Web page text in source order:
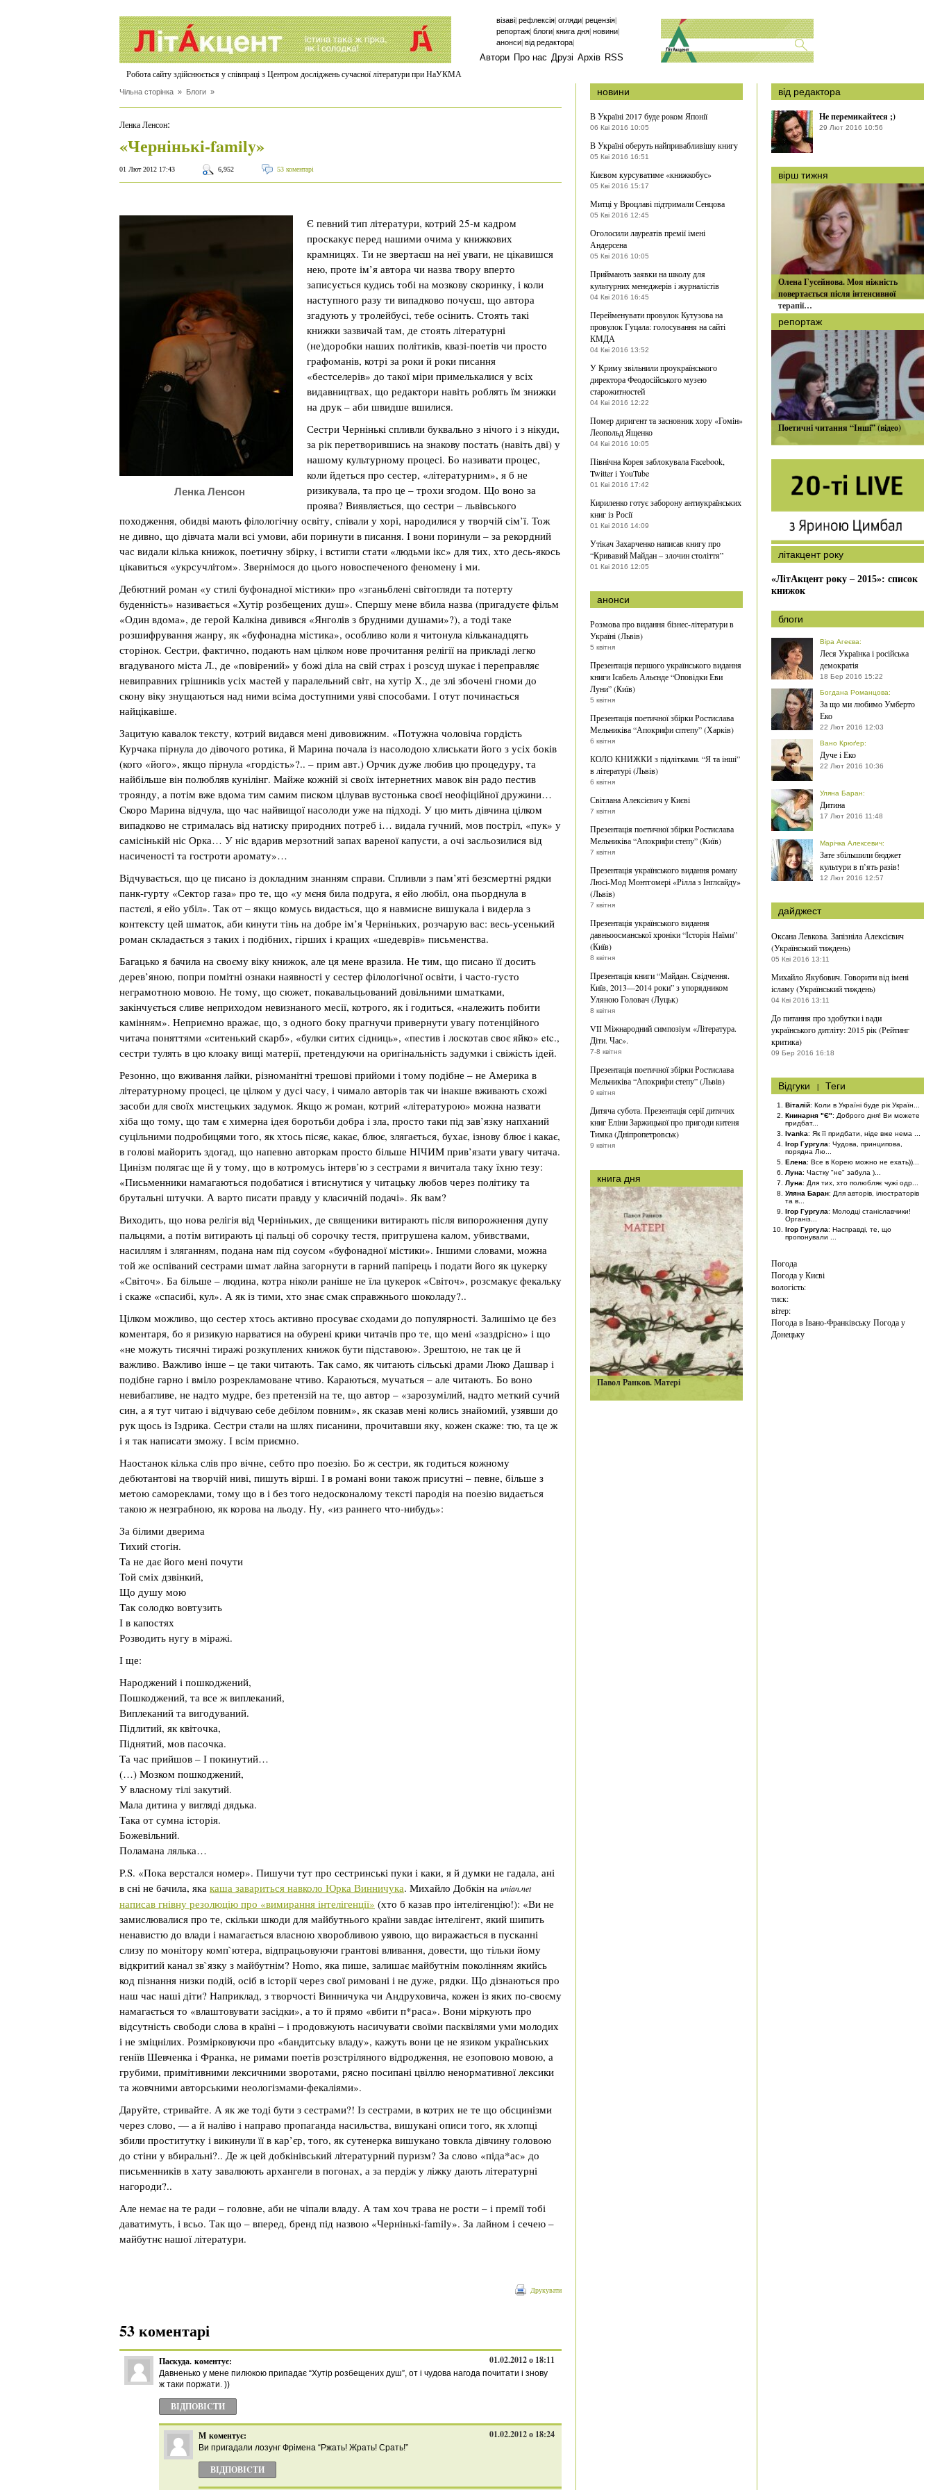
візаві| рефлексія| огляди| рецензія|
репортаж| блоги| книга дня| новини|
анонси| від редактора|
Автори Про нас Друзі Архів RSS
Робота сайту здійснюється у співпраці з Центром досліджень сучасної літератури при НаУКМА
Чільна сторінка » Блоги »
Ленка Ленсон:
«Чернінькі-family»
01 Лют 2012 17:43 6,952 53 коментарі
Ленка Ленсон
Є певний тип літератури, котрий 25-м кадром
проскакує перед нашими очима у книжкових
крамницях. Ти не звертаєш на неї уваги, не цікавишся
нею, проте ім’я автора чи назва твору вперто
записується кудись тобі на мозкову скоринку, і коли
наступного разу ти випадково почуєш, що автора
згадують у тролейбусі, тебе осінить. Стоять такі
книжки зазвичай там, де стоять літературні
(не)доробки наших політиків, квазі-поетів чи просто
графоманів, котрі за роки й роки писання
«бестселерів» до такої міри примелькалися у всіх
видавництвах, що редактори навіть роблять їм знижки
на друк – аби швидше вшилися.
Сестри Чернінькі спливли буквально з нічого і з нікуди,
за рік перетворившись на знакову постать (навіть дві) у
нашому культурному процесі. Бо називати процес,
коли йдеться про сестер, «літературним», я б не
ризикувала, та про це – трохи згодом. Що воно за
проява? Виявляється, що сестри – львівського
походження, обидві мають філологічну освіту, співали у хорі, народилися у творчій сім’ї. Тож
не дивно, що дівчата мали всі умови, аби поринути в писання. І вони поринули – за рекордний
час видали кілька книжок, поетичну збірку, і встигли стати «людьми ікс» для тих, хто десь-якось
цікавиться «укрсучлітом». Звернімося до цього новоспеченого феномену і ми.
Дебютний роман «у стилі буфонадної містики» про «зганьблені світогляди та потерту
буденність» називається «Хутір розбещених душ». Спершу мене вбила назва (пригадуєте фільм
«Один вдома», де герой Калкіна дивився «Янголів з брудними душами»?), а тоді таке
розшифрування жанру, як «буфонадна містика», особливо коли я читонула кільканадцять
сторінок. Сестри, фактично, подають нам цілком нове прочитання релігії на прикладі легко
вгадуваного міста Л., де «повірений» у божі діла на свій страх і розсуд шукає і переправляє
невиправних грішників усіх мастей у паралельний світ, на хутір Х., де злі збочені гноми до
скону віку знущаються над ними всіма доступними уяві способами. І отут починається
найцікавіше.
Зацитую кавалок тексту, котрий видався мені дивовижним. «Потужна чоловіча гордість
Курчака пірнула до дівочого ротика, й Марина почала із насолодою хлиськати його з усіх боків
(кого «його», якщо пірнула «гордість»?.. – прим авт.) Орчик дуже любив цю процедуру, та
найбільше він полюбляв кунілінг. Майже кожній зі своїх інтернетних мавок він радо пестив
троянду, а потім вже вдома тим самим писком цілував вустонька своєї неофіційної дружини…
Скоро Марина відчула, що час найвищої насолоди уже на підході. У цю мить дівчина цілком
випадково не стрималась від натиску природних потреб і… видала гучний, мов постріл, «пук» у
самісінькій ніс Орка… У ніс вдарив мерзотний запах вареної капусти, а очі засльозилися від
насиченості та гостроти аромату»…
Відчувається, що це писано із докладним знанням справи. Спливли з пам’яті безсмертні рядки
панк-гурту «Сектор газа» про те, що «у мєня била подруга, я ейо любіл, она пьорднула в
пастєлі, я ейо убіл». Так от – якщо комусь видасться, що я навмисне вишукала і видерла з
контексту цей шматок, аби кинути тінь на добре ім’я Черніньких, розчарую вас: весь-усенький
роман складається з таких і подібних, гірших і кращих «шедеврів» письменства.
Багацько я бачила на своєму віку книжок, але ця мене вразила. Не тим, що писано її досить
дерев’яною, попри помітні ознаки наявності у сестер філологічної освіти, і часто-густо
неграмотною мовою. Не тому, що сюжет, покавальцьований довільними шматками,
закінчується сливе неприходом невизнаного месії, котрого, як і годиться, «належить побити
камінням». Неприємно вражає, що, з одного боку прагнучи привернути увагу потенційного
читача поняттями «ситенький скарб», «булки ситих сідниць», «пестив і лоскотав своє яйко» etc.,
сестри тулять в цю клоаку вищі матерії, претендуючи на оригінальність задумки і свіжість ідей.
Резонно, що вживання лайки, різноманітні трешові прийоми і тому подібне – не Америка в
літературному процесі, це цілком у дусі часу, і чимало авторів так чи інакше вживають схожі
засоби для своїх мистецьких задумок. Якщо ж роман, котрий «літературою» можна назвати
хіба що тому, що там є химерна ідея боротьби добра і зла, просто таки під зав’язку напханий
суцільними подробицями того, як хтось пісяє, какає, блює, злягається, бухає, ізнову блює і какає,
в голові майорить здогад, що напевно авторкам просто більше НІЧИМ прив’язати увагу читача.
Цинізм полягає ще й у тому, що в котромусь інтерв’ю з сестрами я вичитала таку їхню тезу:
«Письменники намагаються подобатися і втиснутися у читацьку любов через політику та
брутальні штучки. А варто писати правду у класичній подачі». Як вам?
Виходить, що нова релігія від Черніньких, де священики витирають після випорожнення дупу
пальцями, а потім витирають ці пальці об сорочку тестя, притрушена калом, убивствами,
насиллям і зляганням, подана нам під соусом «буфонадної містики». Іншими словами, можна
той же оспіваний сестрами шмат лайна загорнути в гарний папірець і подати його як цукерку
«Світоч». Ба більше – людина, котра ніколи раніше не їла цукерок «Світоч», розсмакує фекальку
і скаже «спасибі, кул». А як із тими, хто знає смак справжнього шоколаду?..
Цілком можливо, що сестер хтось активно просуває сходами до популярності. Залишімо це без
коментаря, бо я ризикую нарватися на обурені крики читачів про те, що мені «заздрісно» і що
«не можуть тисячні тиражі розкуплених книжок бути підставою». Зрештою, не так це й
важливо. Важливо інше – це таки читають. Так само, як читають сільські драми Люко Дашвар і
подібне гарно і вміло розрекламоване чтиво. Караються, мучаться – але читають. Бо воно
невибагливе, не надто мудре, без претензій на те, що автор – «зарозумілий, надто меткий сучий
син, а я тут читаю і відчуваю себе дебілом повним», як сказав мені колись знайомий, узявши до
рук щось із Іздрика. Сестри стали на шлях писанини, прочитавши яку, кожен скаже: тю, та це ж
і я так написати зможу. І всім приємно.
Наостанок кілька слів про вічне, себто про поезію. Бо ж сестри, як годиться кожному
дебютантові на творчій ниві, пишуть вірші. І в романі вони також присутні – певне, більше з
метою самореклами, тому що в і без того недосконалому тексті пародія на поезію видається
такою ж незграбною, як корова на льоду. Ну, «из раннего что-нибудь»:
За білими дверима
Тихий стогін.
Та не дає його мені почути
Той сміх дзвінкий,
Що душу мою
Так солодко вовтузить
І в капостях
Розводить нугу в міражі.
І ще:
Народжений і пошкоджений,
Пошкоджений, та все ж виплеканий,
Виплеканий та вигодуваний.
Підлитий, як квіточка,
Піднятий, мов пасочка.
Та час прийшов – І покинутий…
(…) Мозком пошкоджений,
У власному тілі закутий.
Мала дитина у вигляді дядька.
Така от сумна історія.
Божевільний.
Поламана лялька…
P.S. «Пока верстался номер». Пишучи тут про сестринські пуки і каки, я й думки не гадала, ані
в сні не бачила, яка каша завариться навколо Юрка Винничука. Михайло Добкін на unian.net
написав гнівну резолюцію про «вимирання інтелігенції» (хто б казав про інтелігенцію!): «Ви не
замислювалися про те, скільки шкоди для майбутнього країни завдає інтелігент, який шипить
ненавистю до влади і намагається власною хворобливою уявою, що виражається в пусканні
слизу по монітору комп`ютера, відпрацьовуючи грантові вливання, довести, що тільки йому
відкритий канал зв`язку з майбутнім? Homo, яка пише, залишає майбутнім поколінням якийсь
код пізнання низки подій, осіб в історії через свої римовані і не дуже, рядки. Що дізнаються про
наш час наші діти? Наприклад, з творчості Винничука чи Андруховича, кожен із яких по-своєму
намагається то «влаштовувати засідки», а то й прямо «вбити п*раса». Вони міркують про
відсутність свободи слова в країні – і продовжують насичувати своїми пасквілями уми молодих
і не зміцнілих. Розмірковуючи про «бандитську владу», кажуть вони це не язиком українських
геніїв Шевченка і Франка, не римами поетів розстріляного відродження, не езоповою мовою, а
грубими, примітивними лексичними зворотами, рясно посипані цвіллю ненормативної лексики
та жовчними авторськими неологізмами-фекаліями».
Даруйте, стривайте. А як же тоді бути з сестрами?! Із сестрами, в котрих не те що обсцинізми
через слово, — а й наліво і направо пропаганда насильства, вишукані описи того, як хлопці
збили проститутку і викинули її в кар’єр, того, як сутенерка вишукано товкла дівчину головою
до стіни у вбиральні?.. Де ж цей добкінівський літературний пуризм? За слово «піда*ас» до
письменників в хату завалюють архангели в погонах, а за пердіж у ліжку дають літературні
нагороди?..
Але немає на те ради – головне, аби не чіпали владу. А там хоч трава не рости – і премії тобі
даватимуть, і всьо. Так що – вперед, бренд під назвою «Чернінькі-family». За лайном і сечею –
майбутнє нашої літератури.
Друкувати
53 коментарі
Паскуда. коментує: 01.02.2012 о 18:11
Давненько у мене пилюкою припадає “Хутір розбещених душ”, от і чудова нагода почитати і знову
ж таки поржати. ))
ВІДПОВІCТИ
М коментує: 01.02.2012 о 18:24
Ви пригадали лозунг Фрімена “Ржать! Жрать! Срать!”
ВІДПОВІCТИ
новини
В Україні 2017 буде роком Японії
06 Кві 2016 10:05
В Україні оберуть найпривабливішу книгу
05 Кві 2016 16:51
Києвом курсуватиме «книжкобус»
05 Кві 2016 15:17
Митці у Вроцлаві підтримали Сенцова
05 Кві 2016 12:45
Оголосили лауреатів премії імені
Андерсена
05 Кві 2016 10:05
Приймають заявки на школу для
культурних менеджерів і журналістів
04 Кві 2016 16:45
Перейменувати провулок Кутузова на
провулок Гуцала: голосування на сайті
КМДА
04 Кві 2016 13:52
У Криму звільнили проукраїнського
директора Феодосійського музею
старожитностей
04 Кві 2016 12:22
Помер диригент та засновник хору «Гомін»
Леопольд Ященко
04 Кві 2016 10:05
Північна Корея заблокувала Facebook,
Twitter і YouTube
01 Кві 2016 17:42
Кириленко готує заборону антиукраїнських
книг із Росії
01 Кві 2016 14:09
Утікач Захарченко написав книгу про
“Кривавий Майдан – злочин століття”
01 Кві 2016 12:05
анонси
Розмова про видання бізнес-літератури в
Україні (Львів)
5 квітня
Презентація першого українського видання
книги Ісабель Альєнде “Оповідки Еви
Луни” (Київ)
5 квітня
Презентація поетичної збірки Ростислава
Мельниківа “Апокрифи сптепу” (Харків)
6 квітня
КОЛО КНИЖКИ з підлітками. “Я та інші”
в літературі (Львів)
6 квітня
Світлана Алексієвич у Києві
7 квітня
Презентація поетичної збірки Ростислава
Мельниківа “Апокрифи степу” (Київ)
7 квітня
Презентація українського видання роману
Люсі-Мод Монтгомері «Рілла з Інглсайду»
(Львів)
7 квітня
Презентація українського видання
давньоосманської хроніки “Історія Наїми”
(Київ)
8 квітня
Презентація книги “Майдан. Свідчення.
Київ, 2013—2014 роки” з упорядником
Уляною Головач (Луцьк)
8 квітня
VII Міжнародний симпозіум «Література.
Діти. Час».
7-8 квітня
Презентація поетичної збірки Ростислава
Мельниківа “Апокрифи степу” (Львів)
9 квітня
Дитяча субота. Презентація серії дитячих
книг Еліни Заржицької про пригоди китеня
Тимка (Дніпропетровськ)
9 квітня
книга дня
Павол Ранков. Матері
від редактора
Не перемикайтеся ;)
29 Лют 2016 10:56
вірш тижня
Олена Гусейнова. Моя ніжність
повертається після інтенсивної
терапії…
репортаж
Поетичні читання “Інші” (відео)
літакцент року
«ЛітАкцент року – 2015»: список
книжок
блоги
Віра Агеєва:
Леся Українка і російська
демократія
18 Бер 2016 15:22
Богдана Романцова:
За що ми любимо Умберто
Еко
22 Лют 2016 12:03
Вано Крюґер:
Дуче і Еко
22 Лют 2016 10:36
Уляна Баран:
Дитина
17 Лют 2016 11:48
Марічка Алексевич:
Зате збільшили бюджет
культури в п’ять разів!
12 Лют 2016 12:57
дайджест
Оксана Левкова. Запізніла Алексієвич
(Український тиждень)
05 Кві 2016 13:11
Михайло Якубович. Говорити від імені
ісламу (Український тиждень)
04 Кві 2016 13:11
До питання про здобутки і вади
українського дитліту: 2015 рік (Рейтинг
критика)
09 Бер 2016 16:18
Відгуки | Теги
Віталій: Коли в Україні буде рік Україн...
Книнарня "Є": Доброго дня! Ви можете
придбат...
Ivanka: Як її придбати, ніде вже нема ...
Ігор Гургула: Чудова, принципова,
порядна Лю...
Елена: Все в Корею можно не ехать))...
Луна: Частку "не" забула )...
Луна: Для тих, хто полюбляє чужі одр...
Уляна Баран: Для авторів, ілюстраторів
та в...
Ігор Гургула: Молодці станіславчики!
Організ...
Ігор Гургула: Насправді, те, що
пропонували ...
Погода
Погода уКиєві
вологість:
тиск:
вітер:
Погода в Івано-Франківську Погода у
Донецьку